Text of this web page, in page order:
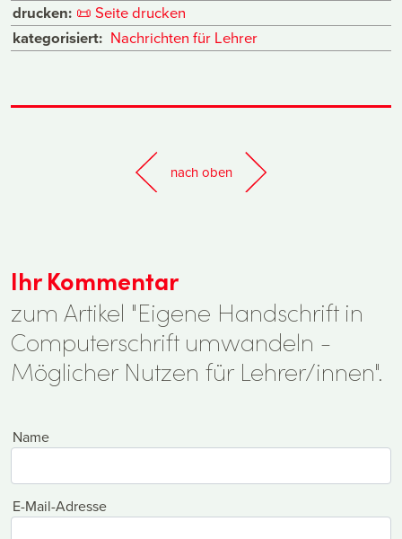
drucken: 📜 Seite drucken
kategorisiert: Nachrichten für Lehrer
nach oben
Ihr Kommentar
zum Artikel "Eigene Handschrift in
Computerschrift umwandeln -
Möglicher Nutzen für Lehrer/innen".
Name
E-Mail-Adresse